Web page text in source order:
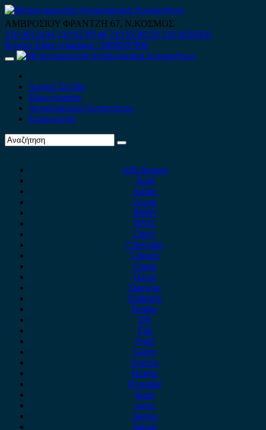
Skip
to
content
ΑΜΒΡΟΣΙΟΥ ΦΡΑΝΤΖΗ 67, Ν.ΚΟΣΜΟΣ
210 9012444 210 9239148 210 9238158 210 9026839
Κινητό-Viber-whatsapp : 6980507900
Primary
Αρχική Σελίδα
Ποιοί είμαστε
Ανταλλακτικά Αυτοκινήτων
Επικοινωνία
Alfa Romeo
Audi
Austin
Acura
BMW
BYD
Chery
Chevrolet
Citroen
Cupra
Dacia
Daewoo
Daihatsu
Dodge
DS
Fiat
Ford
Geely
Gonow
Honda
Hyundai
Isuzu
iveco
Jaecoo
Jaguar